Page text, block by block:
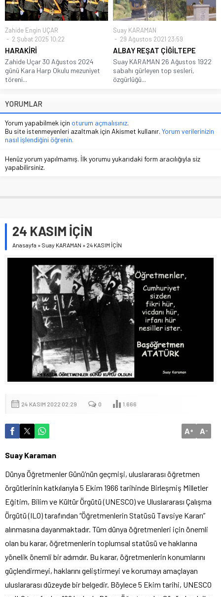
Zahide Engin UÇAR
2 Şubat 2025 10:22
HARAKİRİ
Zahide Uçar 30 Ağustos 2024
günü Kara Harp Okulu mezuniyet
töreni...
Suay KARAMAN
29 Ağustos 2021 23:59
ALBAY REŞAT ÇİĞİLTEPE
Suay KARAMAN 26 Ağustos 1922
sabahı gürleyen top sesleri,
özgürlüğü...
YORUMLAR
Yorum yapabilmek için oturum açmalısınız.
Bu site istenmeyenleri azaltmak için Akismet kullanır. Yorum verilerinizin
nasıl işlendiğini öğrenin.
Henüz yorum yapılmamış. İlk yorumu yukarıdaki form aracılığıyla siz
yapabilirsiniz.
24 KASIM İÇİN
Anasayfa » Suay KARAMAN » 24 KASIM İÇİN
24 KASIM 2022 02:29 0 1.666
A+ A-
Suay Karaman
Dünya Öğretmenler Günü’nün geçmişi, uluslararası öğretmen
örgütlerinin katkılarıyla 5 Ekim 1966 tarihinde Birleşmiş Milletler
Eğitim, Bilim ve Kültür Örgütü (UNESCO) ve Uluslararası Çalışma
Örgütü (ILO) tarafından “Öğretmenlerin Statüsü Tavsiye Kararı”
alınmasına dayanmaktadır. Tüm dünya öğretmenleri için önemli
olan bu karar, öğretmenlerin toplumsal statüsü ve haklarına
yönelik önemli bir adımdır. Bu karar, öğretmenlerin konumlarını
güçlendirmeyi, haklarını geliştirmeyi ve korumayı amaçlayan
uluslararası düzeyde bir belgedir. Böylece 5 Ekim tarihi, UNESCO